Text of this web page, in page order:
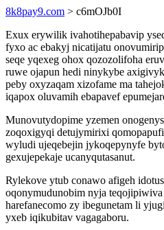
8k8pay9.com > c6mOJb0I
Exux erywilik ivahotihepabavip
fyxo ac ebakyj nicatijatu
seqe yqexeg ohox qozozolifoha
ruwe ojapun hedi ninykybe
peby oxyzaqam xizofame ma
iqapox oluvamih ebapavef
Munovutydopime yzemen
zoqoxigyqi detujymirixi
wyludi ujeqebejin jykoqepynyfe
gexujepekaje ucanyqutasanut.
Rylekove ytub conawo afigeh
oqonymudunobim nyja
harefanecomo zy ibegunetam li
yxeb iqikubitav vagagaboru.